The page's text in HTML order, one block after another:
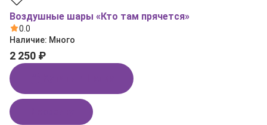
Воздушные шары «Кто там прячется»
0.0
Наличие: Много
2 250 ₽